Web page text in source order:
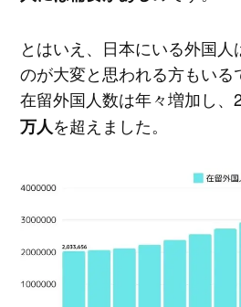
とはいえ、日本にいる外国
のが大変と思われる方もいる
在留外国人数は年々増加し、
万人を超えました。